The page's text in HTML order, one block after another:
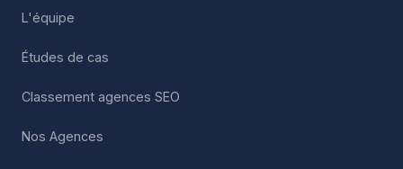
L'équipe
Études de cas
Classement agences SEO
Nos Agences